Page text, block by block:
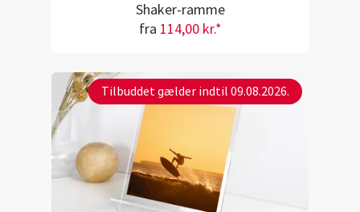
Shaker-ramme
fra 114,00 kr.*
Tilbuddet gælder indtil 09.08.2026.